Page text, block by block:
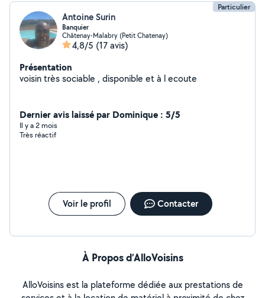
Particulier
Antoine Surin
Banquier
Châtenay-Malabry (Petit Chatenay)
4,8/5 (17 avis)
Présentation
voisin très sociable , disponible et à l ecoute
Dernier avis laissé par Dominique : 5/5
Il y a 2 mois
Très réactif
Voir le profil Contacter
À Propos d’AlloVoisins
AlloVoisins est la plateforme dédiée aux prestations de